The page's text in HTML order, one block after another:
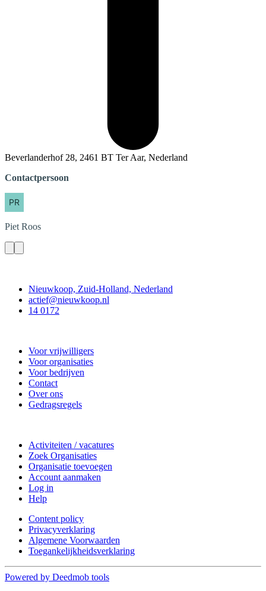
Beverlanderhof 28, 2461 BT Ter Aar, Nederland
Contactpersoon
Piet Roos
Nieuwkoop, Zuid-Holland, Nederland
actief@nieuwkoop.nl
14 0172
Voor vrijwilligers
Voor organisaties
Voor bedrijven
Contact
Over ons
Gedragsregels
Activiteiten / vacatures
Zoek Organisaties
Organisatie toevoegen
Account aanmaken
Log in
Help
Content policy
Privacyverklaring
Algemene Voorwaarden
Toegankelijkheidsverklaring
Powered by Deedmob tools